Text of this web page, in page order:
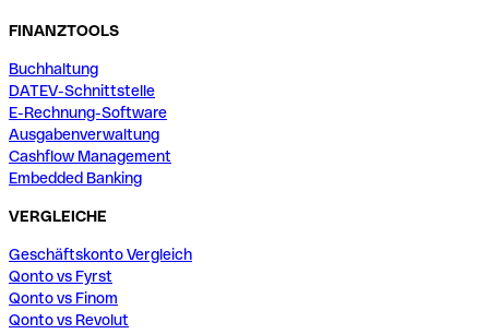
FINANZTOOLS
Buchhaltung
DATEV-Schnittstelle
E-Rechnung-Software
Ausgabenverwaltung
Cashflow Management
Embedded Banking
VERGLEICHE
Geschäftskonto Vergleich
Qonto vs Fyrst
Qonto vs Finom
Qonto vs Revolut